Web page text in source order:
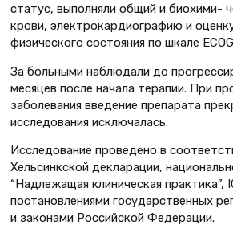
статус, выполняли общий и биохими-
крови, электрокардиографию и
физического состояния по шкале
За больными наблюдали до
месяцев после начала терапии. При
заболевания введение препарата
исследования исключалась.
Исследование проведено в
Хельсинкской декларации,
“Надлежащая клиническая практика”,
постановлениями государственных
и законами Российской Федерации.